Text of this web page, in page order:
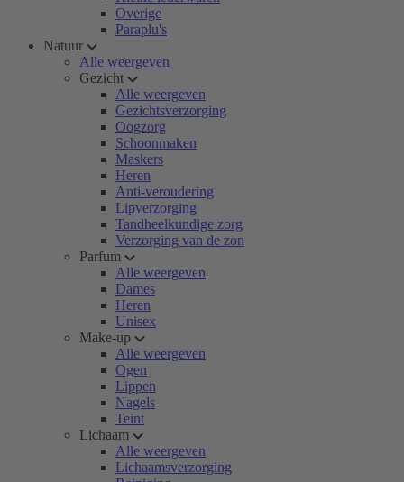
Overige
Paraplu's
Natuur
Alle weergeven
Gezicht
Alle weergeven
Gezichtsverzorging
Oogzorg
Schoonmaken
Maskers
Heren
Anti-veroudering
Lipverzorging
Tandheelkundige zorg
Verzorging van de zon
Parfum
Alle weergeven
Dames
Heren
Unisex
Make-up
Alle weergeven
Ogen
Lippen
Nagels
Teint
Lichaam
Alle weergeven
Lichaamsverzorging